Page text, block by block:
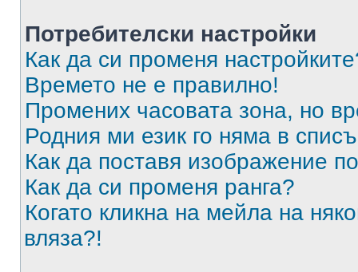
Потребителски настройки
Как да си променя
Времето не е правилно!
Промених часовата зона, но
Родния ми език го няма в
Как да поставя изображение
Как да си променя ранга?
Когато кликна на мейла на
вляза?!